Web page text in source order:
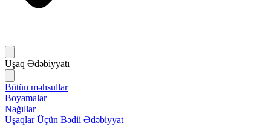
Uşaq Ədəbiyyatı
Bütün məhsullar
Boyamalar
Nağıllar
Uşaqlar Üçün Bədii Ədəbiyyat